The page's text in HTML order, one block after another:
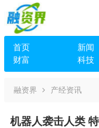
首页 新闻
财富
科技
融资界 产经资讯
机器人袭击人类